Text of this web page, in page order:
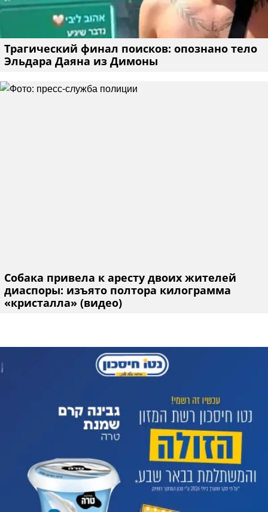
Трагический финал поисков: опознано тело
Эльдара Даяна из Димоны
Собака привела к аресту двоих жителей
диаспоры: изъято полтора килограмма
«кристалла» (видео)